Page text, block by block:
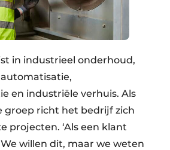
in industrieel onderhoud,
en industriële verhuis. Als
groep richt het bedrijf zich
projecten. ‘Als een klant
willen dit, maar we weten